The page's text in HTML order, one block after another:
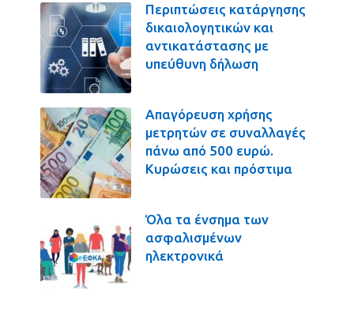
Περιπτώσεις κατάργησης
δικαιολογητικών και
αντικατάστασης με
υπεύθυνη δήλωση
Απαγόρευση χρήσης
μετρητών σε συναλλαγές
πάνω από 500 ευρώ.
Κυρώσεις και πρόστιμα
Όλα τα ένσημα των
ασφαλισμένων
ηλεκτρονικά